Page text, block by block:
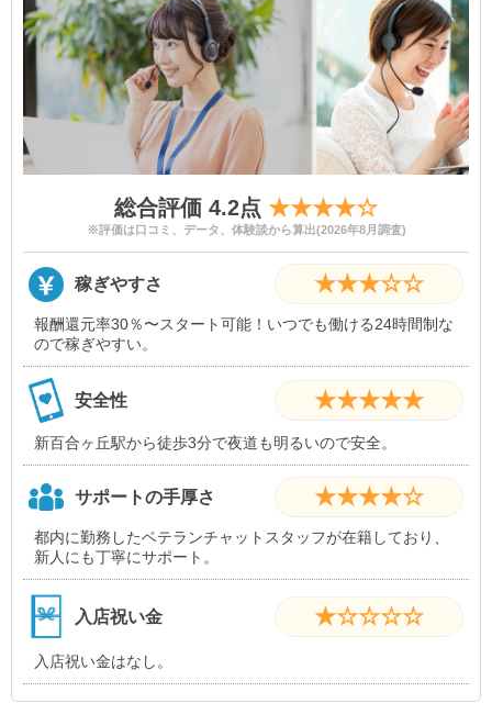
総合評価 4.2点 ★★★★☆
※評価は口コミ、データ、体験談から算出(2026年8月調査)
稼ぎやすさ ★★★☆☆
報酬還元率30％〜スタート可能！いつでも働ける24時間制な
ので稼ぎやすい。
安全性 ★★★★★
新百合ヶ丘駅から徒歩3分で夜道も明るいので安全。
サポートの手厚さ ★★★★☆
都内に勤務したベテランチャットスタッフが在籍しており、
新人にも丁寧にサポート。
入店祝い金 ★☆☆☆☆
入店祝い金はなし。